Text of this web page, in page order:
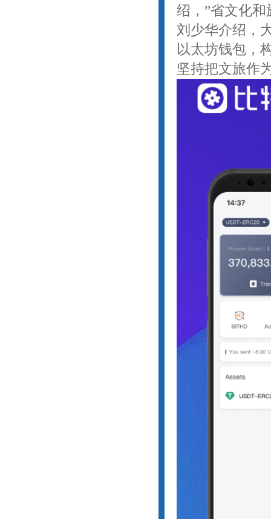
绍，”省文化
刘少华介绍，
以太坊钱包，
坚持把文旅作